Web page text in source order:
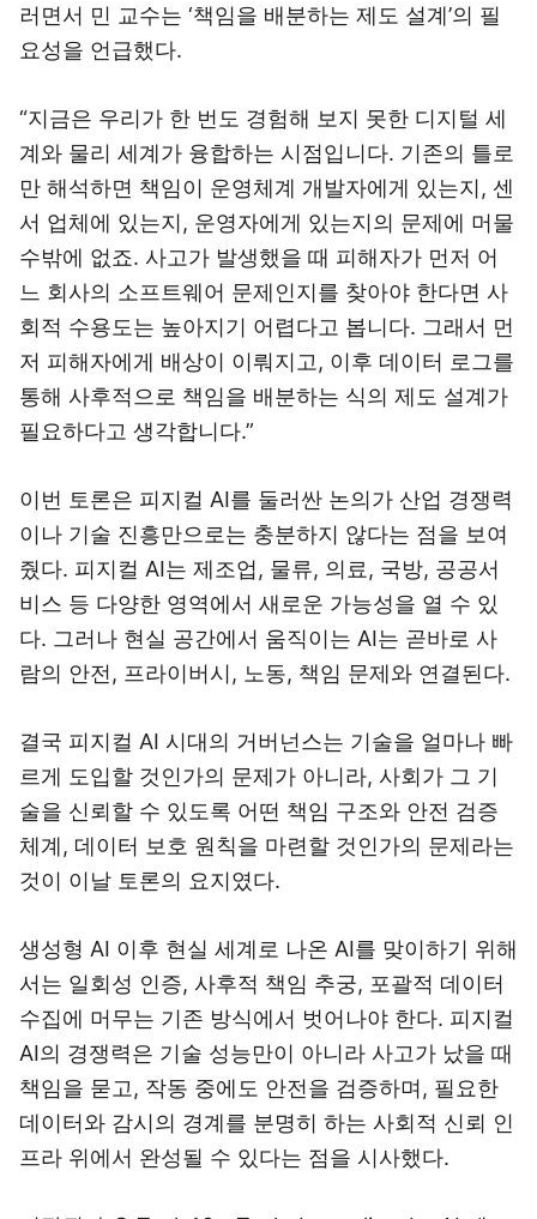
러면서 민 교수는 ‘책임을 배분하는 제도 설계’의 필
요성을 언급했다.
“지금은 우리가 한 번도 경험해 보지 못한 디지털 세
계와 물리 세계가 융합하는 시점입니다. 기존의 틀로
만 해석하면 책임이 운영체계 개발자에게 있는지, 센
서 업체에 있는지, 운영자에게 있는지의 문제에 머물
수밖에 없죠. 사고가 발생했을 때 피해자가 먼저 어
느 회사의 소프트웨어 문제인지를 찾아야 한다면 사
회적 수용도는 높아지기 어렵다고 봅니다. 그래서 먼
저 피해자에게 배상이 이뤄지고, 이후 데이터 로그를
통해 사후적으로 책임을 배분하는 식의 제도 설계가
필요하다고 생각합니다.”
이번 토론은 피지컬 AI를 둘러싼 논의가 산업 경쟁력
이나 기술 진흥만으로는 충분하지 않다는 점을 보여
줬다. 피지컬 AI는 제조업, 물류, 의료, 국방, 공공서
비스 등 다양한 영역에서 새로운 가능성을 열 수 있
다. 그러나 현실 공간에서 움직이는 AI는 곧바로 사
람의 안전, 프라이버시, 노동, 책임 문제와 연결된다.
결국 피지컬 AI 시대의 거버넌스는 기술을 얼마나 빠
르게 도입할 것인가의 문제가 아니라, 사회가 그 기
술을 신뢰할 수 있도록 어떤 책임 구조와 안전 검증
체계, 데이터 보호 원칙을 마련할 것인가의 문제라는
것이 이날 토론의 요지였다.
생성형 AI 이후 현실 세계로 나온 AI를 맞이하기 위해
서는 일회성 인증, 사후적 책임 추궁, 포괄적 데이터
수집에 머무는 기존 방식에서 벗어나야 한다. 피지컬
AI의 경쟁력은 기술 성능만이 아니라 사고가 났을 때
책임을 묻고, 작동 중에도 안전을 검증하며, 필요한
데이터와 감시의 경계를 분명히 하는 사회적 신뢰 인
프라 위에서 완성될 수 있다는 점을 시사했다.